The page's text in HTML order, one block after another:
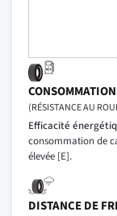
(RÉSISTANCE AU
Efficacité
consommation de
élevée [E].
DISTANCE DE